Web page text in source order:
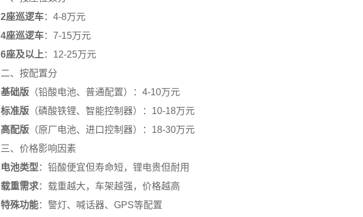
2座巡逻车：4-8万元
4座巡逻车：7-15万元
6座及以上 ：12-25万元
二、按配置分
基础版 （铅酸电池、普通配置）：4-10万元
标准版 （磷酸铁锂、智能控制器）：10-18万元
高配版 （原厂电池、进口控制器）：18-30万元
三、价格影响因素
电池类型 ：铅酸便宜但寿命短，锂电贵但耐用
载重需求：载重越大，车架越强，价格越高
特殊功能：警灯、喊话器、GPS等配置